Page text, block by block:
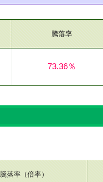
騰落率
73.36％
騰落率（倍率）